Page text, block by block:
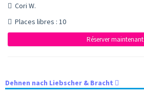
Cori W.
Places libres : 10
Réserver maintenant
Dehnen nach Liebscher & Bracht